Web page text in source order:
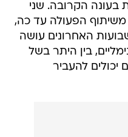
הקרובה. שני
משיתוף הפעולה עד כה,
האחרונים עושה
בין היתר בשל
יכולים להעביר